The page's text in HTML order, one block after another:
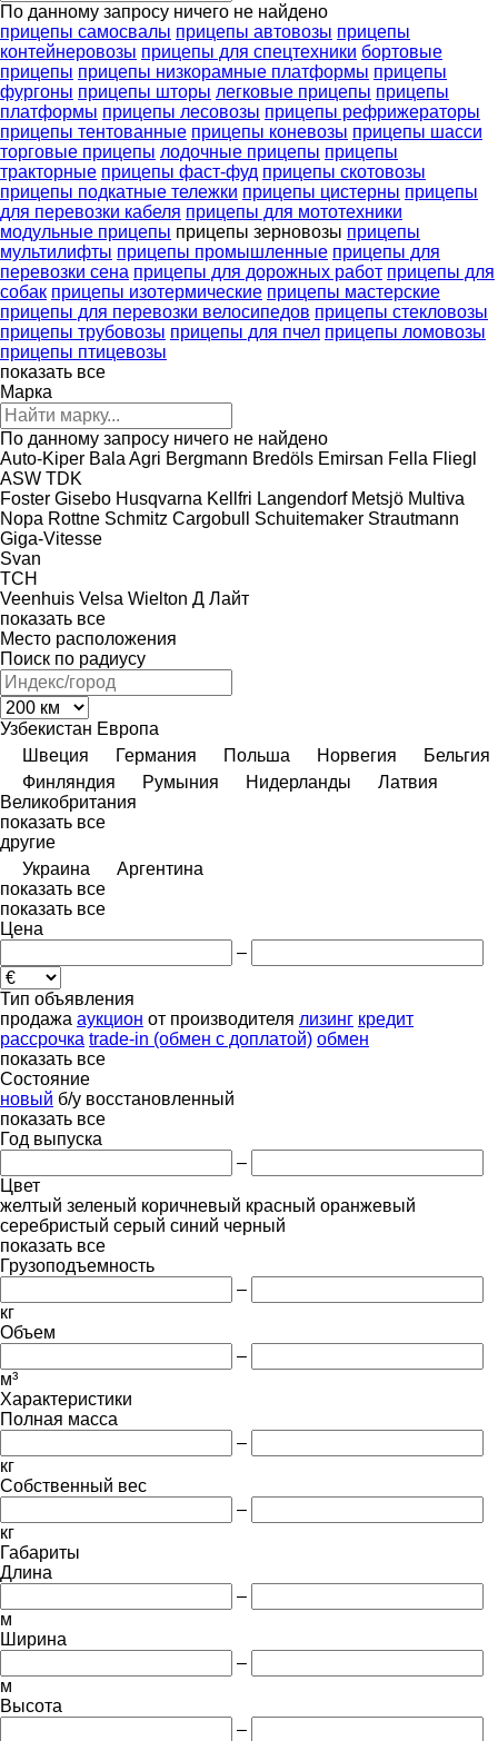
По данному запросу ничего не найдено
прицепы самосвалы прицепы автовозы прицепы
контейнеровозы прицепы для спецтехники бортовые
прицепы прицепы низкорамные платформы прицепы
фургоны прицепы шторы легковые прицепы прицепы
платформы прицепы лесовозы прицепы рефрижераторы
прицепы тентованные прицепы коневозы прицепы шасси
торговые прицепы лодочные прицепы прицепы
тракторные прицепы фаст-фуд прицепы скотовозы
прицепы подкатные тележки прицепы цистерны прицепы
для перевозки кабеля прицепы для мототехники
модульные прицепы прицепы зерновозы прицепы
мультилифты прицепы промышленные прицепы для
перевозки сена прицепы для дорожных работ прицепы для
собак прицепы изотермические прицепы мастерские
прицепы для перевозки велосипедов прицепы стекловозы
прицепы трубовозы прицепы для пчел прицепы ломовозы
прицепы птицевозы
показать все
Марка
По данному запросу ничего не найдено
Auto-Kiper Bala Agri Bergmann Bredöls Emirsan Fella Fliegl
ASW TDK
Foster Gisebo Husqvarna Kellfri Langendorf Metsjö Multiva
Nopa Rottne Schmitz Cargobull Schuitemaker Strautmann
Giga-Vitesse
Svan
TCH
Veenhuis Velsa Wielton Д Лайт
показать все
Место расположения
Поиск по радиусу
Узбекистан Европа
Швеция
Германия Польша Норвегия
Бельгия
Финляндия
Румыния Нидерланды
Латвия
Великобритания
показать все
другие
Украина
Аргентина
показать все
показать все
Цена
–
Тип объявления
продажа аукцион от производителя лизинг кредит
рассрочка trade-in (обмен с доплатой) обмен
показать все
Состояние
новый б/у восстановленный
показать все
Год выпуска
–
Цвет
желтый зеленый коричневый красный оранжевый
серебристый серый синий черный
показать все
Грузоподъемность
–
кг
Объем
–
м³
Характеристики
Полная масса
–
кг
Собственный вес
–
кг
Габариты
Длина
–
м
Ширина
–
м
Высота
–